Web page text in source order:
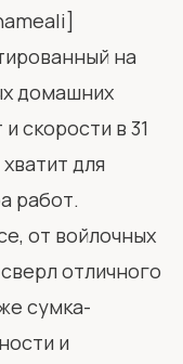
на
домашних
скорости в 31
для
работ.
от войлочных
отличного
сумка-
и